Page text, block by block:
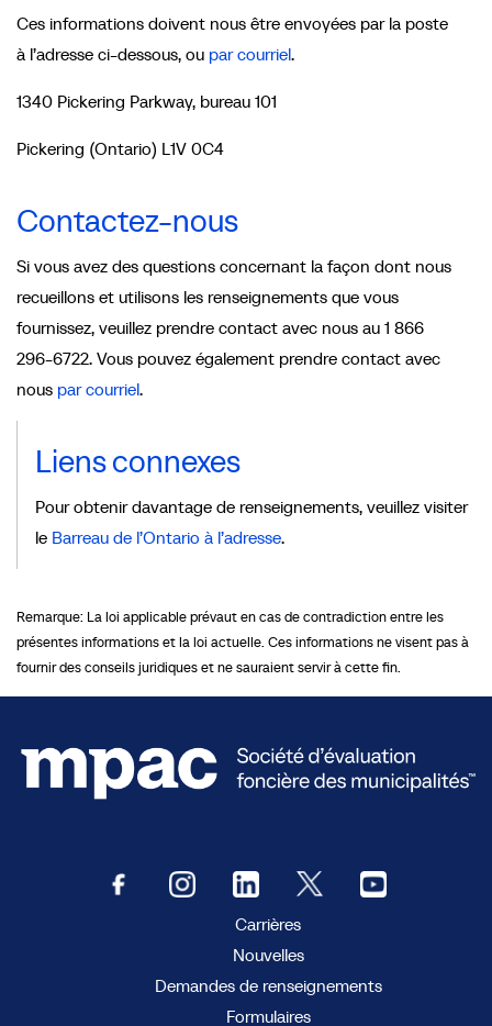
Ces informations doivent nous être envoyées par la poste
à l’adresse ci-dessous, ou par courriel.
1340 Pickering Parkway, bureau 101
Pickering (Ontario) L1V 0C4
Contactez-nous
Si vous avez des questions concernant la façon dont nous
recueillons et utilisons les renseignements que vous
fournissez, veuillez prendre contact avec nous au 1 866
296-6722. Vous pouvez également prendre contact avec
nous par courriel.
Liens connexes
Pour obtenir davantage de renseignements, veuillez visiter
le Barreau de l’Ontario à l’adresse.
Remarque: La loi applicable prévaut en cas de contradiction entre les
présentes informations et la loi actuelle. Ces informations ne visent pas à
fournir des conseils juridiques et ne sauraient servir à cette fin.
Carrières
Nouvelles
Demandes de renseignements
Formulaires